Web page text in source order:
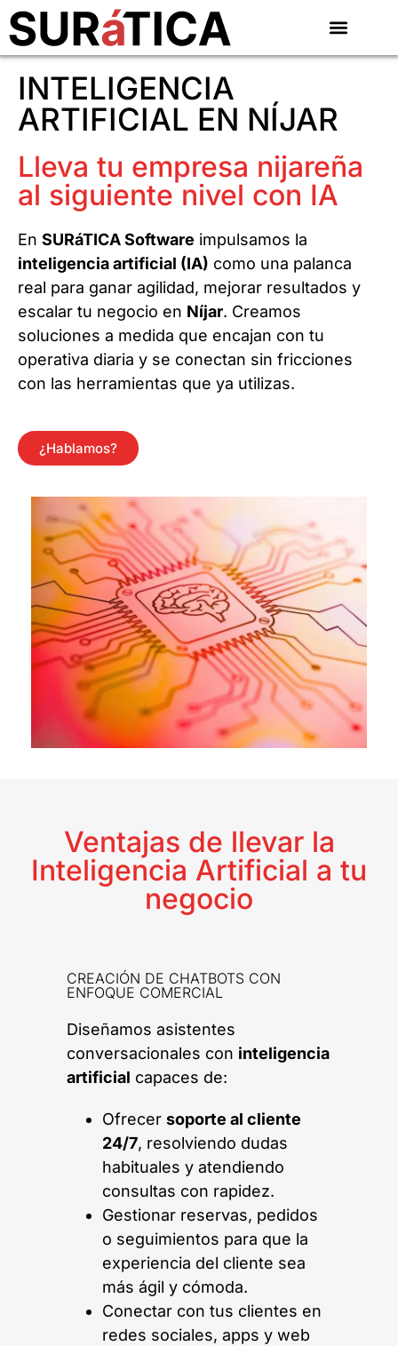
INTELIGENCIA
ARTIFICIAL EN NÍJAR
Lleva tu empresa nijareña
al siguiente nivel con IA
En SURáTICA Software impulsamos la
inteligencia artificial (IA) como una palanca
real para ganar agilidad, mejorar resultados y
escalar tu negocio en Níjar. Creamos
soluciones a medida que encajan con tu
operativa diaria y se conectan sin fricciones
con las herramientas que ya utilizas.
¿Hablamos?
Ventajas de llevar la
Inteligencia Artificial a tu
negocio
CREACIÓN DE CHATBOTS CON
ENFOQUE COMERCIAL
Diseñamos asistentes
conversacionales con inteligencia
artificial capaces de:
Ofrecer soporte al cliente
24/7, resolviendo dudas
habituales y atendiendo
consultas con rapidez.
Gestionar reservas, pedidos
o seguimientos para que la
experiencia del cliente sea
más ágil y cómoda.
Conectar con tus clientes en
redes sociales, apps y web